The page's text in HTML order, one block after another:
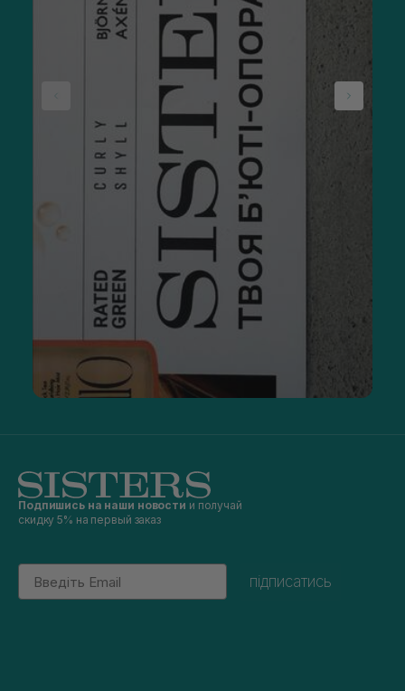
Подпишись на наши новости и получай
скидку 5% на первый заказ
Email
підписатись